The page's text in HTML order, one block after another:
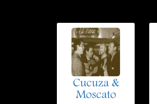
Cucuza &
Moscato